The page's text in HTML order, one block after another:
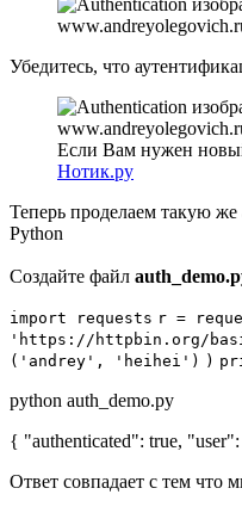
Убедитесь, что
Если Вам нужен
Нотик.ру
Теперь проделаем такую
Python
Создайте файл
import requests r =
'https://httpbin.org/
( 'andrey' , 'heihei' ) )
python auth_demo.py
{ "authenticated": true,
Ответ совпадает с тем что